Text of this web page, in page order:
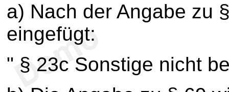
a) Nach der Angabe zu
eingefügt:
" § 23c Sonstige nicht